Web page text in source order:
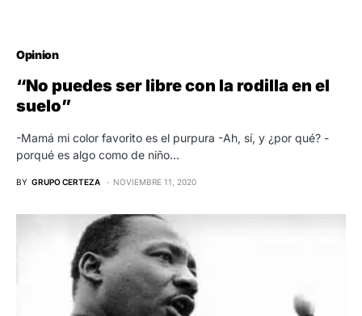
Opinion
“No puedes ser libre con la rodilla en el
suelo”
-Mamá mi color favorito es el purpura -Ah, sí, y ¿por qué? -
porqué es algo como de niño…
BY GRUPO CERTEZA NOVIEMBRE 11, 2020